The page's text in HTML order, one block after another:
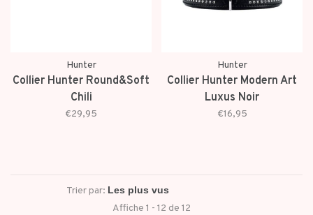
Hunter
Collier Hunter Round&Soft
Chili
€29,95
Hunter
Collier Hunter Modern Art
Luxus Noir
€16,95
Trier par:
Affiche 1 - 12 de 12